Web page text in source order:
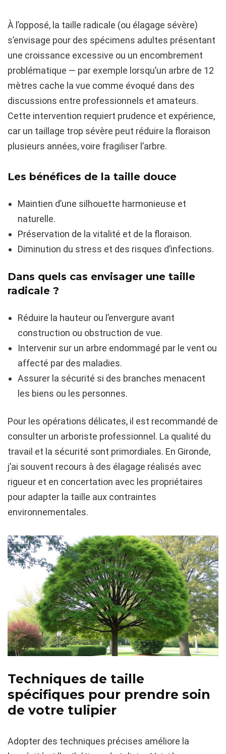
À l’opposé, la taille radicale (ou élagage sévère)
s’envisage pour des spécimens adultes présentant
une croissance excessive ou un encombrement
problématique — par exemple lorsqu’un arbre de 12
mètres cache la vue comme évoqué dans des
discussions entre professionnels et amateurs.
Cette intervention requiert prudence et expérience,
car un taillage trop sévère peut réduire la floraison
plusieurs années, voire fragiliser l’arbre.
Les bénéfices de la taille douce
Maintien d’une silhouette harmonieuse et
naturelle.
Préservation de la vitalité et de la floraison.
Diminution du stress et des risques d’infections.
Dans quels cas envisager une taille
radicale ?
Réduire la hauteur ou l’envergure avant
construction ou obstruction de vue.
Intervenir sur un arbre endommagé par le vent ou
affecté par des maladies.
Assurer la sécurité si des branches menacent
les biens ou les personnes.
Pour les opérations délicates, il est recommandé de
consulter un arboriste professionnel. La qualité du
travail et la sécurité sont primordiales. En Gironde,
j’ai souvent recours à des élagage réalisés avec
rigueur et en concertation avec les propriétaires
pour adapter la taille aux contraintes
environnementales.
Techniques de taille
spécifiques pour prendre soin
de votre tulipier
Adopter des techniques précises améliore la